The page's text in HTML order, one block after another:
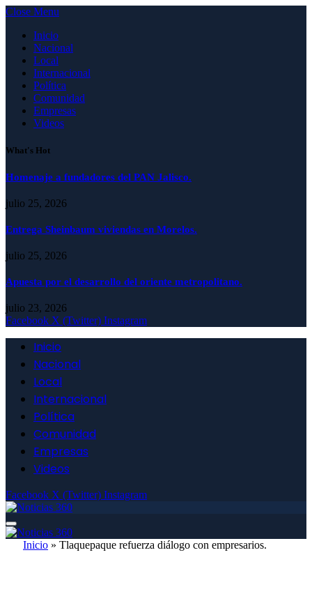
Close Menu
Inicio
Nacional
Local
Internacional
Política
Comunidad
Empresas
Videos
What's Hot
Homenaje a fundadores del PAN Jalisco.
julio 25, 2026
Entrega Sheinbaum viviendas en Morelos.
julio 25, 2026
Apuesta por el desarrollo del oriente metropolitano.
julio 23, 2026
Facebook X (Twitter) Instagram
Inicio
Nacional
Local
Internacional
Política
Comunidad
Empresas
Videos
Facebook X (Twitter) Instagram
Inicio » Tlaquepaque refuerza diálogo con empresarios.